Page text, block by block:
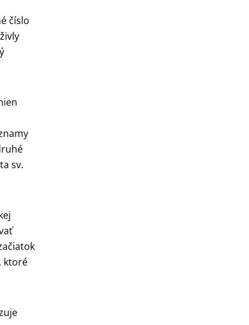
číslo
sv.
ktoré